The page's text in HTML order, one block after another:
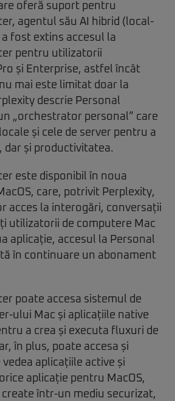
oferă suport pentru
agentul său AI hibrid (local-
fost extins accesul la
pentru utilizatorii
și Enterprise, astfel încât
mai este limitat doar la
descrie Personal
„orchestrator personal” care
și cele de server pentru a
dar și productivitatea.
este disponibil în noua
care, potrivit Perplexity,
acces la interogări, conversații
utilizatorii de computere Mac
aplicație, accesul la Personal
în continuare un abonament
poate accesa sistemul de
ului Mac și aplicațiile native
a crea și executa fluxuri de
în plus, poate accesa și
aplicațiile active și
aplicație pentru MacOS,
într-un mediu securizat,